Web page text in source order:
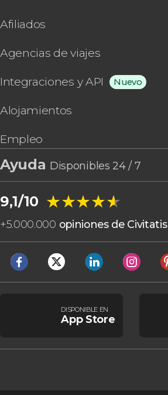
Afiliados
Agencias de viajes
Integraciones y API Nuevo
Alojamientos
Empleo
Ayuda Disponibles 24 / 7
9,1/10 ★★★★★
★★★★★
+5.000.000 opiniones de Civitatis
DISPONIBLE EN
App Store